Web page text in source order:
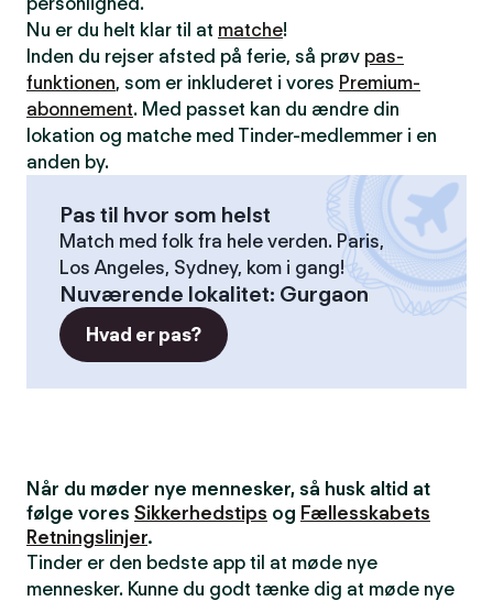
Nu er du helt klar til at matche!
Inden du rejser afsted på ferie, så prøv pas-
funktionen, som er inkluderet i vores Premium-
abonnement. Med passet kan du ændre din
lokation og matche med Tinder-medlemmer i en
anden by.
Pas til hvor som helst
Match med folk fra hele verden. Paris,
Los Angeles, Sydney, kom i gang!
Nuværende lokalitet: Gurgaon
Hvad er pas?
Når du møder nye mennesker, så husk altid at
følge vores Sikkerhedstips og Fællesskabets
Retningslinjer.
Tinder er den bedste app til at møde nye
mennesker. Kunne du godt tænke dig at møde nye